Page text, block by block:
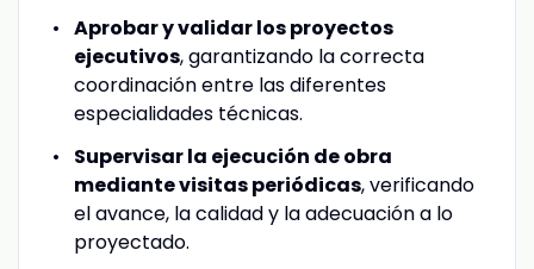
Aprobar y validar los proyectos
ejecutivos, garantizando la correcta
coordinación entre las diferentes
especialidades técnicas.
Supervisar la ejecución de obra
mediante visitas periódicas, verificando
el avance, la calidad y la adecuación a lo
proyectado.